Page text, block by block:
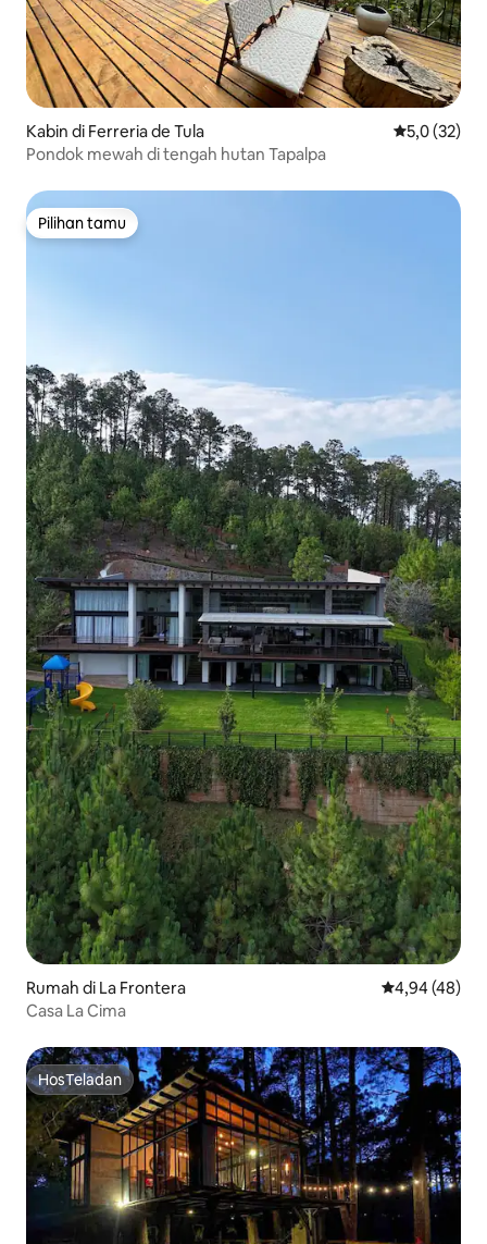
Kabin di Ferreria de Tula Nilai rata-
5,0 (32)
Pondok mewah di tengah hutan Tapalpa
Pilihan tamu
Pilihan tamu
Rumah di La Frontera Nilai rata-rata
4,94 (48)
Casa La Cima
HosTeladan
HosTeladan